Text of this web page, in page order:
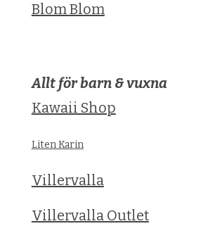
Blom Blom
Allt för barn & vuxna
Kawaii Shop
Liten Karin
Villervalla
Villervalla Outlet